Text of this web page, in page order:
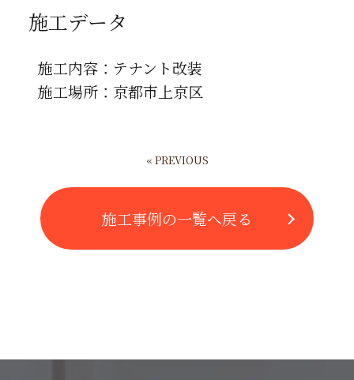
施工データ
施工内容：テナント改装
施工場所：京都市上京区
« PREVIOUS
施工事例の一覧へ戻る